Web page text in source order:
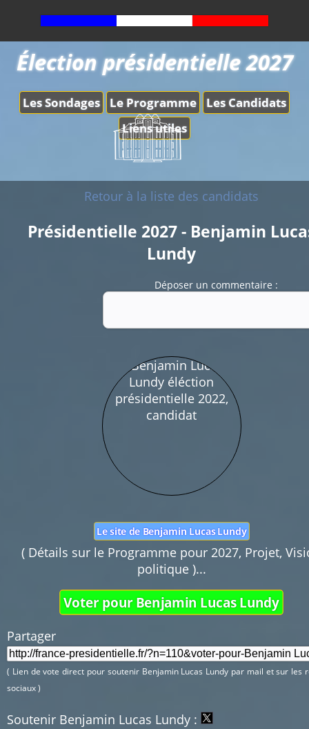
Les Sondages Le Programme
Les Candidats
Liens utiles
Élection présidentielle 2027
Retour à la liste des candidats
Présidentielle 2027 - Benjamin
Lundy
Déposer un commentaire :
Mail :
Fonction de commentaires dédiée au débat
Pas d'insultes. Merci.
Le site de Benjamin Lucas Lundy
( Détails sur le Programme pour 2027, Projet,
politique )...
Voter pour Benjamin Lucas Lundy
Partager
( Lien de vote direct pour soutenir Benjamin Lucas Lundy par mail et sur les
sociaux )
Soutenir Benjamin Lucas Lundy :